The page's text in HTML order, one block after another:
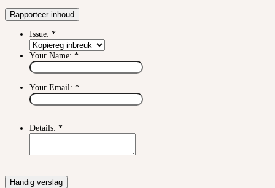
Rapporteer inhoud
Issue: *
Your Name: *
Your Email: *
Details: *
Handig verslag